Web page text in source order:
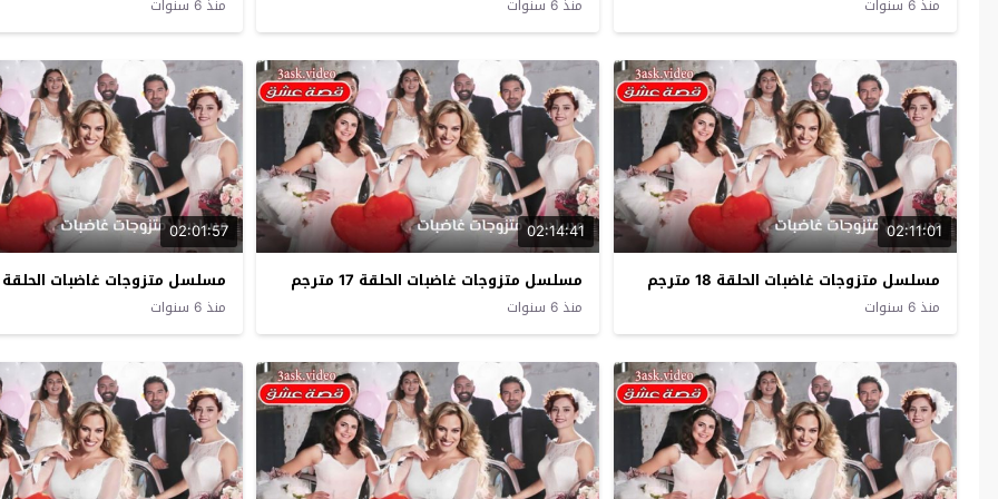
منذ 6 سنوات منذ 6 سنوات منذ 6 سنوات
02:11:01
مسلسل متزوجات غاضبات الحلقة 18 مترجم
منذ 6 سنوات
02:14:41
مسلسل متزوجات غاضبات الحلقة 17 مترجم
منذ 6 سنوات
02:01:57
مسلسل متزوجات غاضبات الحلقة 16
منذ 6 سنوات